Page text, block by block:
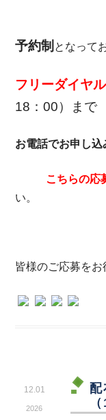
予約制 となって
フリーダイヤ
18：00）まで
お電話でお申し込
こちらの応
い。
皆様のご応募をお
配
2026
12.01